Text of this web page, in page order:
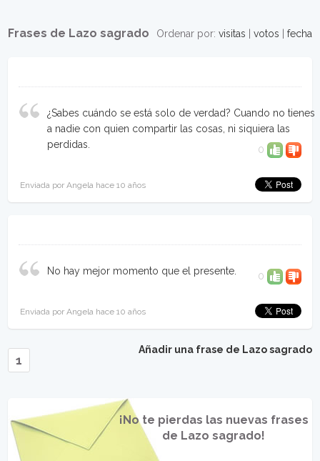
Ordenar por: visitas votos fecha
Frases de Lazo sagrado
¿Sabes cuándo se está solo de verdad? Cuando no tienes
a nadie con quien compartir las cosas, ni siquiera las
perdidas.
0
Enviada por Angela hace 10 años
No hay mejor momento que el presente. 0
Enviada por Angela hace 10 años
Añadir una frase de Lazo sagrado
1
¡No te pierdas las nuevas frases
de Lazo sagrado!